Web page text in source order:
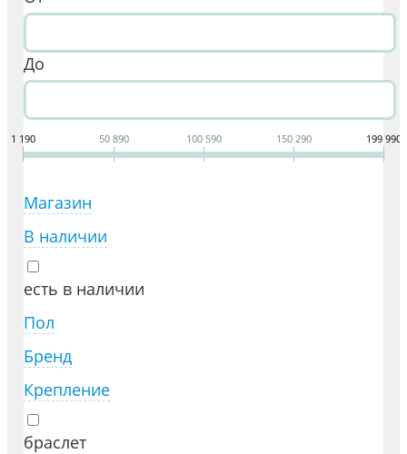
До
1 190 50 890 100 590 150 290 199 990
Магазин
В наличии
есть в наличии
Пол
Бренд
Крепление
браслет